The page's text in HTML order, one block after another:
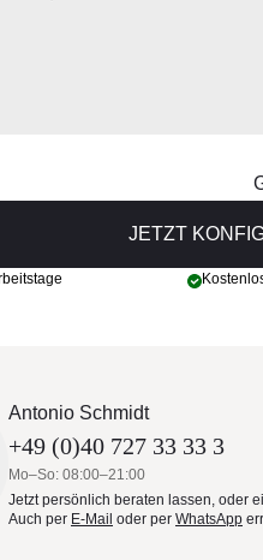
JETZT
Antonio Schmidt
+49 (0)40 727 33 33 3
Mo–So: 08:00–21:00
Jetzt persönlich beraten lassen, oder
Auch per E-Mail oder per WhatsApp